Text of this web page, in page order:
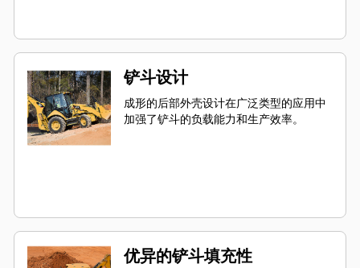
铲斗设计
成形的后部外壳设计在广泛类型的应用中
加强了铲斗的负载能力和生产效率。
优异的铲斗填充性